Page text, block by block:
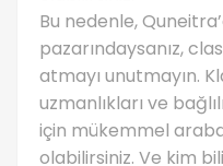
Bu nedenle,
pazarındaysanız,
atmayı unutmayın.
uzmanlıkları ve
için mükemmel
olabilirsiniz. Ve kim